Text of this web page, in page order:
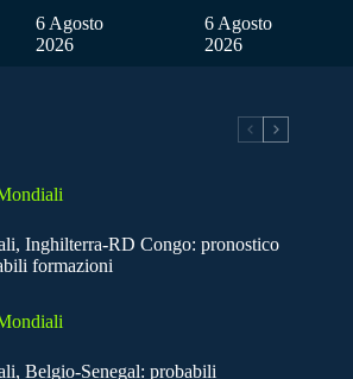
6 Agosto
2026
6 Agosto
2026
Inghilterra-RD Congo: pronostico
formazioni
Belgio-Senegal: probabili